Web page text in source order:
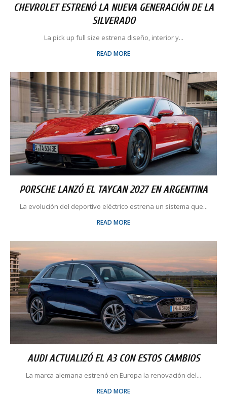
CHEVROLET ESTRENÓ LA NUEVA GENERACIÓN DE LA
SILVERADO
La pick up full size estrena diseño, interior y...
READ MORE
PORSCHE LANZÓ EL TAYCAN 2027 EN ARGENTINA
La evolución del deportivo eléctrico estrena un sistema que...
READ MORE
AUDI ACTUALIZÓ EL A3 CON ESTOS CAMBIOS
La marca alemana estrenó en Europa la renovación del...
READ MORE